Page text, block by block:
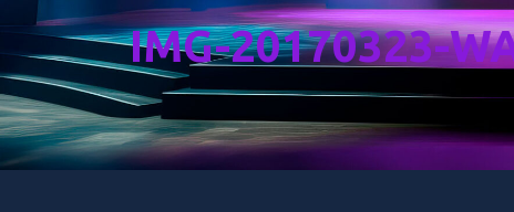
IMG-20170323-